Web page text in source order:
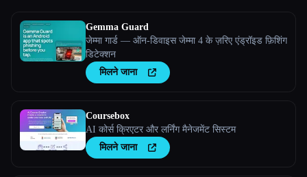
Gemma Guard
जेम्मा गार्ड — ऑन-डिवाइस जेम्मा 4 के ज़रिए एंड्रॉइड फ़िशिंग
डिटेक्शन
मिलने जाना
Coursebox
AI कोर्स क्रिएटर और लर्निंग मैनेजमेंट सिस्टम
मिलने जाना